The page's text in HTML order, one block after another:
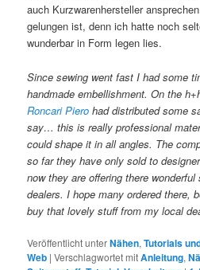
auch Kurzwarenhersteller
gelungen ist, denn ich hatte noch
wunderbar in Form legen lies.
Since sewing went fast I had some
handmade embellishment. On the
Roncari Piero had distributed some
say… this is really professional
could shape it in all angles. The
so far they have only sold to
now they are offering there wonderful
dealers. I hope many ordered there,
buy that lovely stuff from my local
Veröffentlicht unterNähen,Tutorials
Web |Verschlagwortet mitAnleitung,